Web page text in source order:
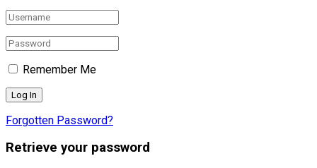
Remember Me
Forgotten Password?
Retrieve your password